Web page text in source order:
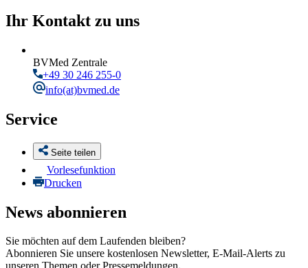
Ihr Kontakt zu uns
BVMed Zentrale
+49 30 246 255-0
info(at)bvmed.de
Service
Seite teilen
Vorlesefunktion
Drucken
News abonnieren
Sie möchten auf dem Laufenden bleiben?
Abonnieren Sie unsere kostenlosen Newsletter, E-Mail-Alerts zu